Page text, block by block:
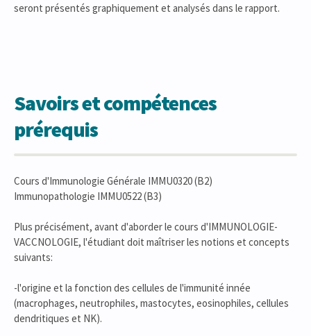
seront présentés graphiquement et analysés dans le rapport.
Savoirs et compétences
prérequis
Cours d'Immunologie Générale IMMU0320 (B2)
Immunopathologie IMMU0522 (B3)
Plus précisément, avant d'aborder le cours d'IMMUNOLOGIE-
VACCNOLOGIE, l'étudiant doit maîtriser les notions et concepts
suivants:
-l'origine et la fonction des cellules de l'immunité innée
(macrophages, neutrophiles, mastocytes, eosinophiles, cellules
dendritiques et NK).